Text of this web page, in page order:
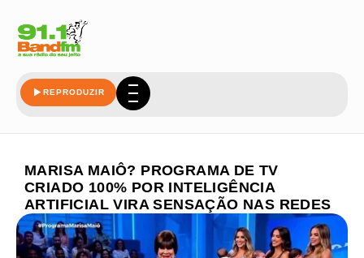
REPRODUZIR
MARISA MAIÔ? PROGRAMA DE TV
CRIADO 100% POR INTELIGÊNCIA
ARTIFICIAL VIRA SENSAÇÃO NAS REDES